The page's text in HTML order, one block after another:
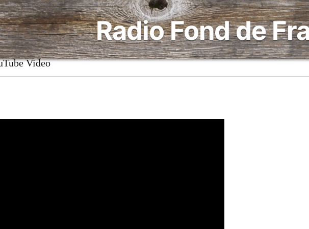
Radio Fond de
Video